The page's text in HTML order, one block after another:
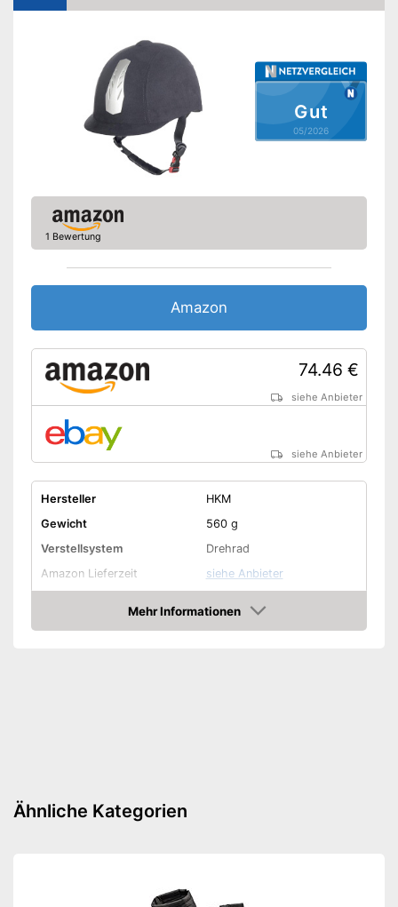
Gut
05/2026
1 Bewertung
Amazon
74.46 €
siehe Anbieter
siehe Anbieter
Hersteller
HKM
Gewicht
560 g
Verstellsystem
Drehrad
Amazon Lieferzeit
siehe Anbieter
Mehr Informationen
Amazon
Ähnliche Kategorien